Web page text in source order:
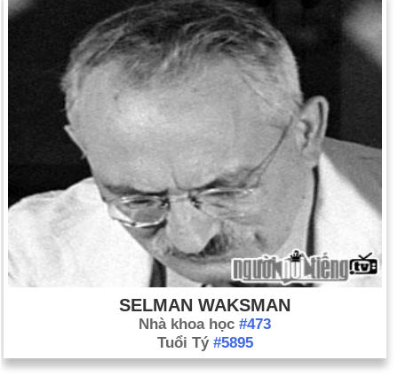
SELMAN WAKSMAN
Nhà khoa học #473
Tuổi Tý #5895